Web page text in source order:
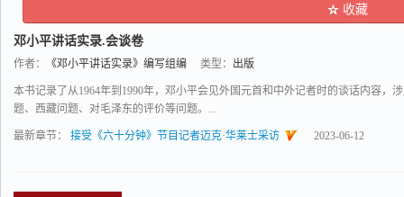
收藏
邓小平讲话实录.会谈卷
作者： 《邓小平讲话实录》编写组编 类型： 出版
本书记录了从1964年到1990年，邓小平会见外国元首和中外记者时的谈话内容，
题、西藏问题、对毛泽东的评价等问题。...
最新章节： 接受《六十分钟》节目记者迈克·华莱士采访 2023-06-12